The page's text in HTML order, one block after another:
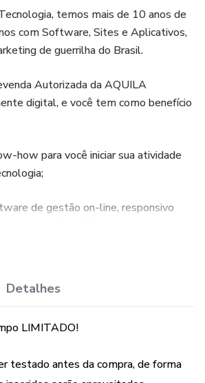
temos mais de 10 anos de
com Software, Sites e Aplicativos,
de guerrilha do Brasil.
Autorizada da AQUILA
digital, e você tem como benefício
how para você iniciar sua atividade
de gestão on-line, responsivo
ir conhecendo nossa tecnologia;
dados da sua empresa. Igual ao site
virtual dos produtos e soluções.
Detalhes
LIMITADO!
testado antes da compra, de forma